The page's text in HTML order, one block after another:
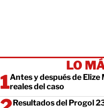
LO
Antes y después de Elize
reales del caso
Resultados del Progol